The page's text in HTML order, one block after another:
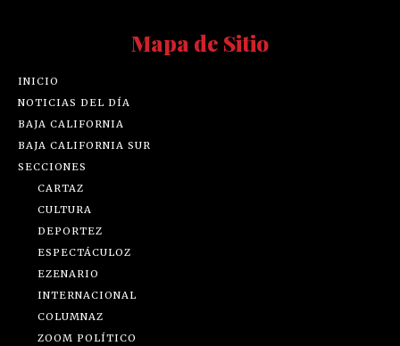
Mapa de Sitio
INICIO
NOTICIAS DEL DÍA
BAJA CALIFORNIA
BAJA CALIFORNIA SUR
SECCIONES
CARTAZ
CULTURA
DEPORTEZ
ESPECTÁCULOZ
EZENARIO
INTERNACIONAL
COLUMNAZ
ZOOM POLÍTICO